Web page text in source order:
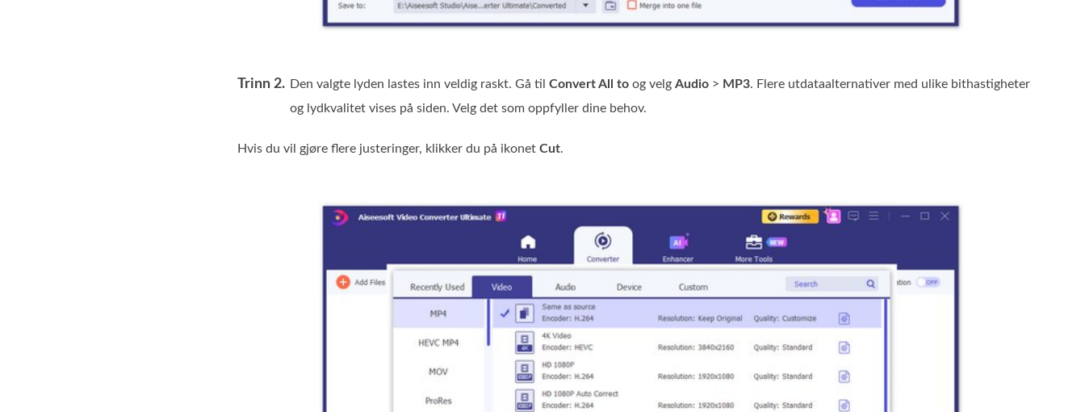
Trinn 2. Den valgte lyden lastes inn veldig raskt. Gå til Convert All to og velg Audio > MP3. Flere utdataalternativer med ulike bithastigheter
og lydkvalitet vises på siden. Velg det som oppfyller dine behov.
Hvis du vil gjøre flere justeringer, klikker du på ikonet Cut.